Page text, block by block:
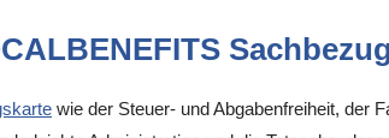
wie der Steuer- und Abgabenfreiheit, der